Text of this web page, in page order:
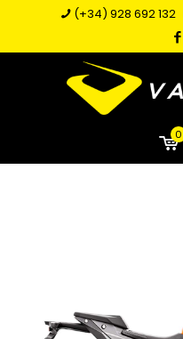
(+34) 928 692 132
0